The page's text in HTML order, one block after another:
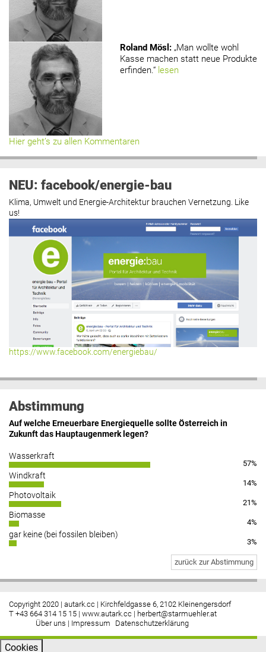
Roland Mösl : „Man wollte wohl
Kasse machen statt neue Produkte
erfinden.“ lesen
Hier geht’s zu allen Kommentaren
NEU: facebook/energie-bau
Klima, Umwelt und Energie-Architektur brauchen Vernetzung. Like
us!
https://www.facebook.com/energiebau/
Abstimmung
Auf welche Erneuerbare Energiequelle sollte Österreich in
Zukunft das Hauptaugenmerk legen?
Wasserkraft
57%
Windkraft
14%
Photovoltaik
21%
Biomasse
4%
gar keine (bei fossilen bleiben)
3%
zurück zur Abstimmung
Copyright 2020 | autark.cc | Kirchfeldgasse 6, 2102 Kleinengersdorf
T +43 664 314 15 15 | www.autark.cc | herbert@starmuehler.at
Über uns | Impressum Datenschutzerklärung
Cookies